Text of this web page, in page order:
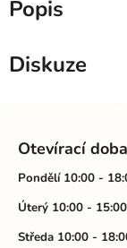
Popis
Diskuze
Otevírací
Pondělí 10:00 -
Úterý 10:00 - 15:00
Středa 10:00 -